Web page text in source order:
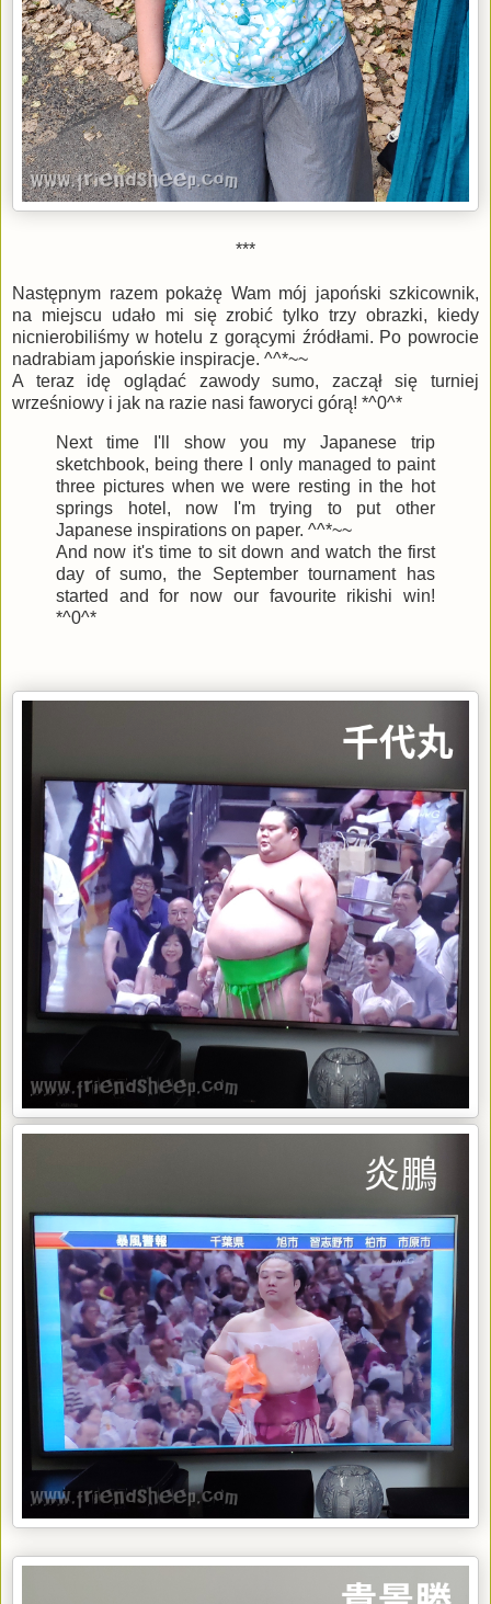
***
Następnym razem pokażę Wam mój japoński szkicownik,
na miejscu udało mi się zrobić tylko trzy obrazki, kiedy
nicnierobiliśmy w hotelu z gorącymi źródłami. Po powrocie
nadrabiam japońskie inspiracje. ^^*~~
A teraz idę oglądać zawody sumo, zaczął się turniej
wrześniowy i jak na razie nasi faworyci górą! *^0^*
Next time I'll show you my Japanese trip
sketchbook, being there I only managed to paint
three pictures when we were resting in the hot
springs hotel, now I'm trying to put other
Japanese inspirations on paper. ^^*~~
And now it's time to sit down and watch the first
day of sumo, the September tournament has
started and for now our favourite rikishi win!
*^0^*